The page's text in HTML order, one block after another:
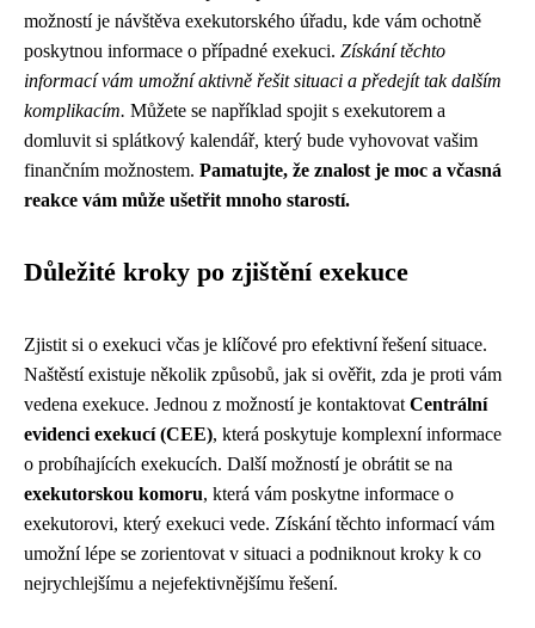
možností je návštěva exekutorského úřadu, kde vám ochotně
poskytnou informace o případné exekuci. Získání těchto
informací vám umožní aktivně řešit situaci a předejít tak dalším
komplikacím. Můžete se například spojit s exekutorem a
domluvit si splátkový kalendář, který bude vyhovovat vašim
finančním možnostem. Pamatujte, že znalost je moc a včasná
reakce vám může ušetřit mnoho starostí.
Důležité kroky po zjištění exekuce
Zjistit si o exekuci včas je klíčové pro efektivní řešení situace.
Naštěstí existuje několik způsobů, jak si ověřit, zda je proti vám
vedena exekuce. Jednou z možností je kontaktovat Centrální
evidenci exekucí (CEE), která poskytuje komplexní informace
o probíhajících exekucích. Další možností je obrátit se na
exekutorskou komoru, která vám poskytne informace o
exekutorovi, který exekuci vede. Získání těchto informací vám
umožní lépe se zorientovat v situaci a podniknout kroky k co
nejrychlejšímu a nejefektivnějšímu řešení.